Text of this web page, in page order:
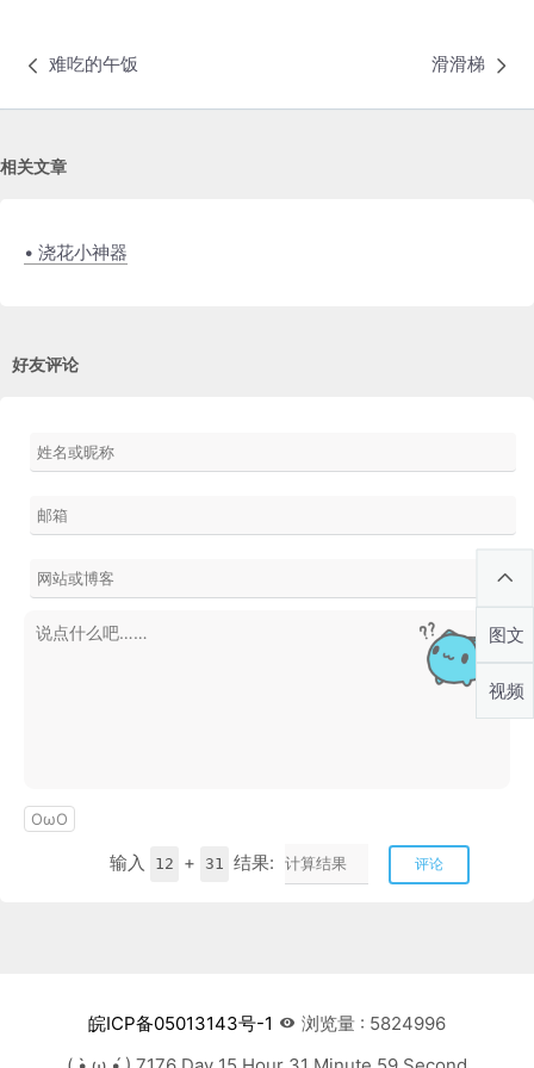
难吃的午饭 滑滑梯
相关文章
• 浇花小神器
好友评论
OωO
输入 12 + 31 结果: 评论
皖ICP备05013143号-1
浏览量 : 5824996
图文
视频